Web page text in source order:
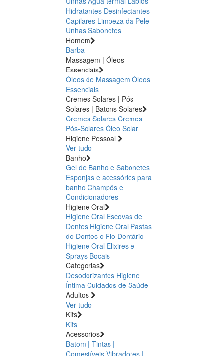
Hidratantes Desinfectantes
Capilares Limpeza da Pele
Unhas Sabonetes
Homem
Barba
Massagem | Óleos
Essenciais
Óleos de Massagem Óleos
Essenciais
Cremes Solares | Pós
Solares | Batons Solares
Cremes Solares Cremes
Pós-Solares Óleo Solar
Higiene Pessoal
Ver tudo
Banho
Gel de Banho e Sabonetes
Esponjas e acessórios para
banho Champôs e
Condicionadores
Higiene Oral
Higiene Oral Escovas de
Dentes Higiene Oral Pastas
de Dentes e Fio Dentário
Higiene Oral Elixires e
Sprays Bocais
Categorias
Desodorizantes Higiene
Íntima Cuidados de Saúde
Adultos
Ver tudo
Kits
Kits
Acessórios
Batom | Tintas |
Comestíveis Vibradores |